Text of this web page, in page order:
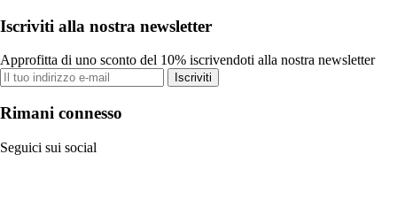
Iscriviti alla nostra newsletter
Approfitta di uno sconto del 10% iscrivendoti alla nostra newsletter
Iscriviti
Rimani connesso
Seguici sui social